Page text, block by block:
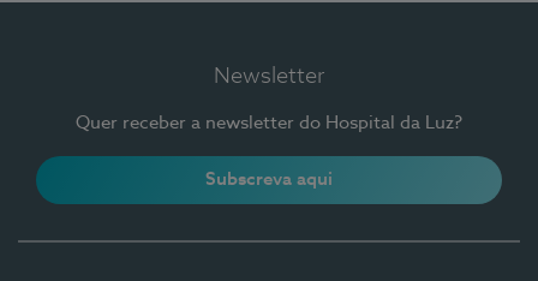
Newsletter
Quer receber a newsletter do Hospital da Luz?
Subscreva aqui